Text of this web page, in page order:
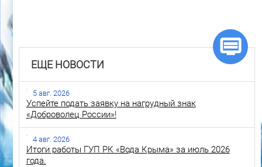
ЕЩЕ НОВОСТИ
5 авг. 2026
Успейте подать заявку на нагрудный знак
«Доброволец России»!
4 авг. 2026
Итоги работы ГУП РК «Вода Крыма» за июль 2026
года.